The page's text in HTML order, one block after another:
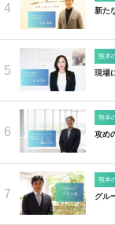
4 新た
5
熊本
現場
6
熊本
攻め
7
熊本
グル